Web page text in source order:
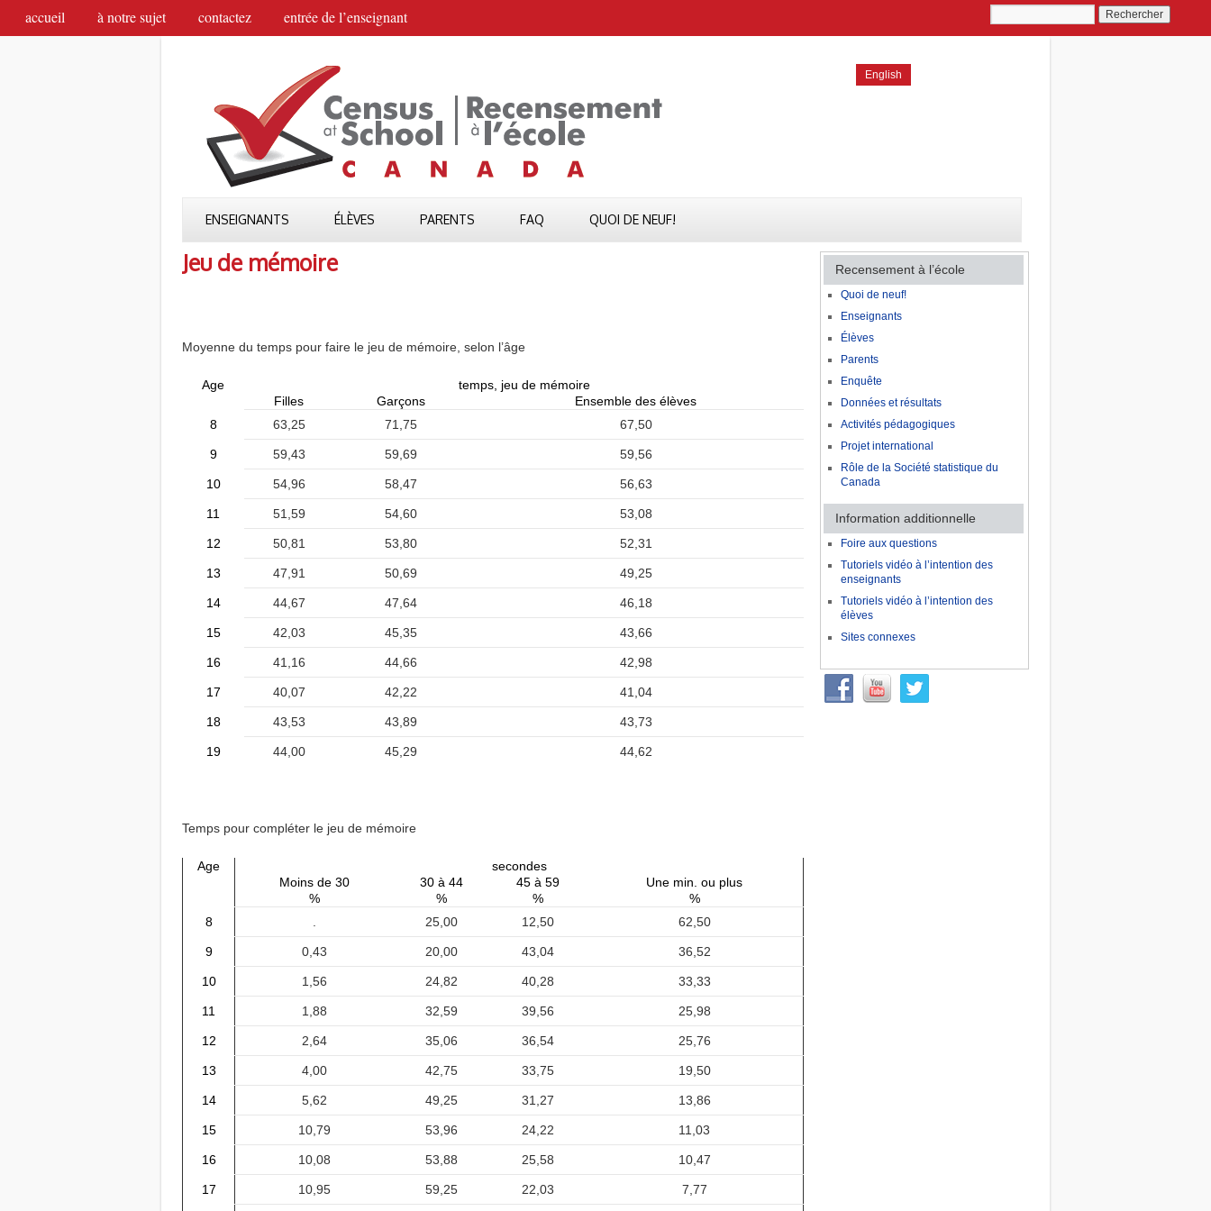
accueil à notre sujet contactez entrée de l’enseignant
English
ENSEIGNANTS ÉLÈVES PARENTS FAQ QUOI DE NEUF!
Jeu de mémoire
Moyenne du temps pour faire le jeu de mémoire, selon l’âge
Age
temps, jeu de mémoire
Filles
Garçons
Ensemble des élèves
8
63,25 71,75 67,50
9 59,43 59,69 59,56
10 54,96 58,47 56,63
11 51,59 54,60 53,08
12 50,81 53,80 52,31
13 47,91 50,69 49,25
14 44,67 47,64 46,18
15 42,03 45,35 43,66
16 41,16 44,66 42,98
17 40,07 42,22 41,04
18 43,53 43,89 43,73
19 44,00 45,29 44,62
Temps pour compléter le jeu de mémoire
Age
secondes
Moins de 30
30 à 44 45 à 59
Une min. ou plus
%
% %
%
8
25,00 12,50 62,50
9 0,43 20,00 43,04 36,52
10 1,56 24,82 40,28 33,33
11 1,88 32,59 39,56 25,98
12 2,64 35,06 36,54 25,76
13 4,00 42,75 33,75 19,50
14 5,62 49,25 31,27 13,86
15 10,79 53,96 24,22 11,03
16 10,08 53,88 25,58 10,47
17 10,95 59,25 22,03 7,77
Recensement à l’école
Quoi de neuf!
Enseignants
Élèves
Parents
Enquête
Données et résultats
Activités pédagogiques
Projet international
Rôle de la Société statistique du
Canada
Information additionnelle
Foire aux questions
Tutoriels vidéo à l’intention des
enseignants
Tutoriels vidéo à l’intention des
élèves
Sites connexes